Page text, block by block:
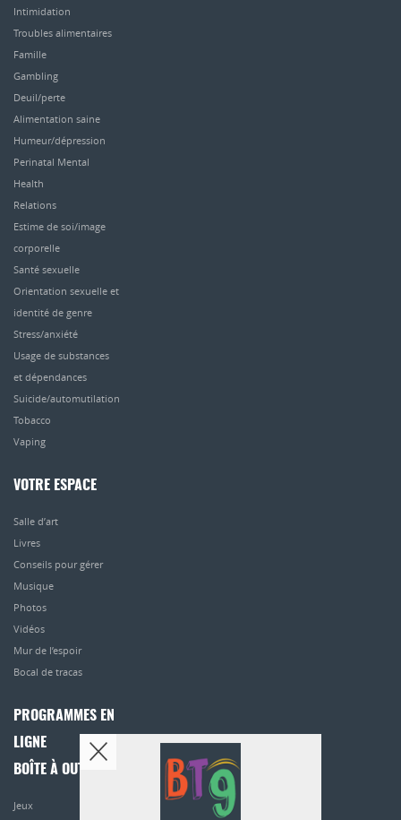
Intimidation
Troubles alimentaires
Famille
Gambling
Deuil/perte
Alimentation saine
Humeur/dépression
Perinatal Mental
Health
Relations
Estime de soi/image
corporelle
Santé sexuelle
Orientation sexuelle et
identité de genre
Stress/anxiété
Usage de substances
et dépendances
Suicide/automutilation
Tobacco
Vaping
VOTRE ESPACE
Salle d’art
Livres
Conseils pour gérer
Musique
Photos
Vidéos
Mur de l’espoir
Bocal de tracas
PROGRAMMES EN
LIGNE
BOÎTE À OUTILS
Jeux